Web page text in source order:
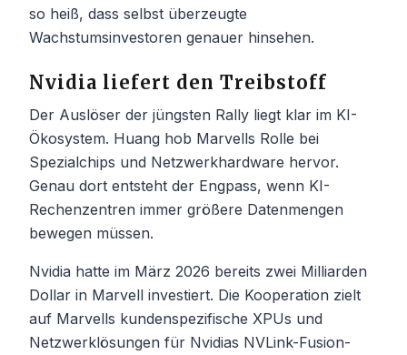
so heiß, dass selbst überzeugte
Wachstumsinvestoren genauer hinsehen.
Nvidia liefert den Treibstoff
Der Auslöser der jüngsten Rally liegt klar im KI-
Ökosystem. Huang hob Marvells Rolle bei
Spezialchips und Netzwerkhardware hervor.
Genau dort entsteht der Engpass, wenn KI-
Rechenzentren immer größere Datenmengen
bewegen müssen.
Nvidia hatte im März 2026 bereits zwei Milliarden
Dollar in Marvell investiert. Die Kooperation zielt
auf Marvells kundenspezifische XPUs und
Netzwerklösungen für Nvidias NVLink-Fusion-